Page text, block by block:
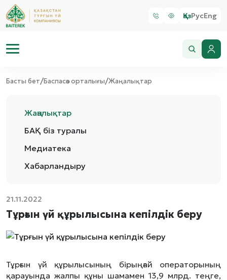
ҚазРусEng
Басты бет/Баспасөз орталығы/Жаңалықтар
Жаңалықтар
БАҚ біз туралы
Медиатека
Хабарландыру
21.11.2022
Тұрғын үй құрылысына кепілдік беру
Тұрғын үй құрылысының бірыңғай операторының
қарауында жалпы құны шамамен 13,9 млрд. теңге,